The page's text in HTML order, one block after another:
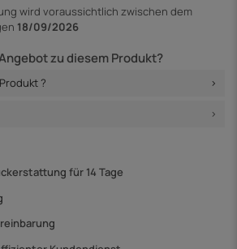
wird voraussichtlich zwischen dem
18/09/2026
zu diesem Produkt?
?
für 14 Tage